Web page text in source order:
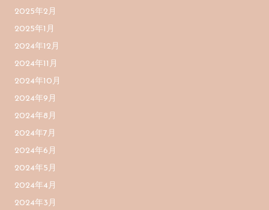
2025年2月
2025年1月
2024年12月
2024年11月
2024年10月
2024年9月
2024年8月
2024年7月
2024年6月
2024年5月
2024年4月
2024年3月